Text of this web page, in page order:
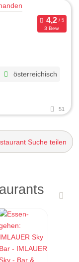
3 Bew.
österreichisch
51
Suche teilen